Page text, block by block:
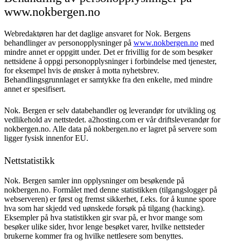
www.nokbergen.no
Webredaktøren har det daglige ansvaret for Nok. Bergens
behandlinger av personopplysninger på www.nokbergen.no med
mindre annet er oppgitt under. Det er frivillig for de som besøker
nettsidene å oppgi personopplysninger i forbindelse med tjenester,
for eksempel hvis de ønsker å motta nyhetsbrev.
Behandlingsgrunnlaget er samtykke fra den enkelte, med mindre
annet er spesifisert.
Nok. Bergen er selv databehandler og leverandør for utvikling og
vedlikehold av nettstedet. a2hosting.com er vår driftsleverandør for
nokbergen.no. Alle data på nokbergen.no er lagret på servere som
ligger fysisk innenfor EU.
Nettstatistikk
Nok. Bergen samler inn opplysninger om besøkende på
nokbergen.no. Formålet med denne statistikken (tilgangslogger på
webserveren) er først og fremst sikkerhet, f.eks. for å kunne spore
hva som har skjedd ved uønskede forsøk på tilgang (hacking).
Eksempler på hva statistikken gir svar på, er hvor mange som
besøker ulike sider, hvor lenge besøket varer, hvilke nettsteder
brukerne kommer fra og hvilke nettlesere som benyttes.